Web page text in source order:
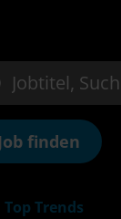
Suchbegriff
Top Trends